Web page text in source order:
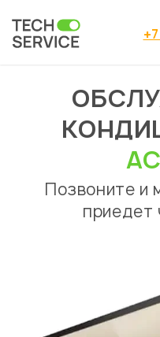
Сервисный
Ремонт
Позвоните и
приедет